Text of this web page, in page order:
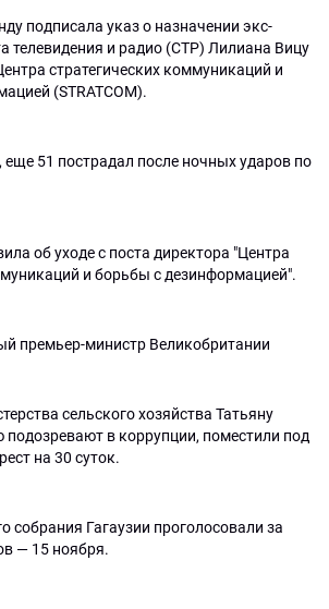
всей
подписала указ о назначении экс-
телевидения и радио (СТР) Лилиана Вицу
стратегических коммуникаций и
(STRATCOM).
еще 51 пострадал после ночных ударов по
об уходе с поста директора "Центра
и борьбы с дезинформацией".
премьер-министр Великобритании
сельского хозяйства Татьяну
подозревают в коррупции, поместили под
на 30 суток.
собрания Гагаузии проголосовали за
— 15 ноября.